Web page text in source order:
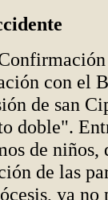
con el
de san
doble".
de niños,
de las
ya no